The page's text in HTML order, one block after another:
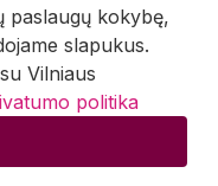
paslaugų kokybę,
slapukus.
Vilniaus
politika